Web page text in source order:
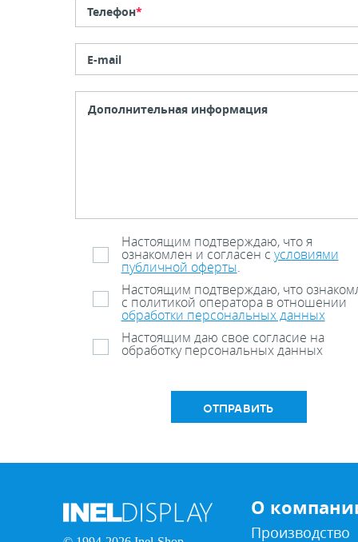
Телефон*
E-mail
Настоящим подтверждаю, что я
ознакомлен и согласен с условиями
публичной оферты.
Настоящим подтверждаю, что
с политикой оператора в отношении
обработки персональных данных
Настоящим даю свое согласие на
обработку персональных данных
ОТПРАВИТЬ
О
Производство